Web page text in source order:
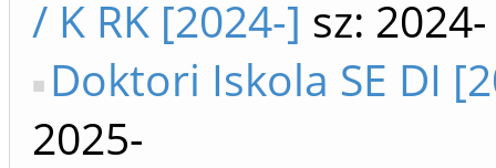
/ K RK [2024-] sz: 2024-
Doktori Iskola SE DI
2025-